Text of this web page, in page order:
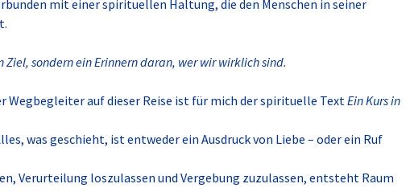
mit einer spirituellen Haltung, die den Menschen in seiner
Ziel, sondern ein Erinnern daran, wer wir wirklich sind.
Wegbegleiter auf dieser Reise ist für mich der spirituelle TextEin Kurs in
was geschieht, ist entweder ein Ausdruck von Liebe – oder ein Ruf
Verurteilung loszulassen und Vergebung zuzulassen, entsteht Raum